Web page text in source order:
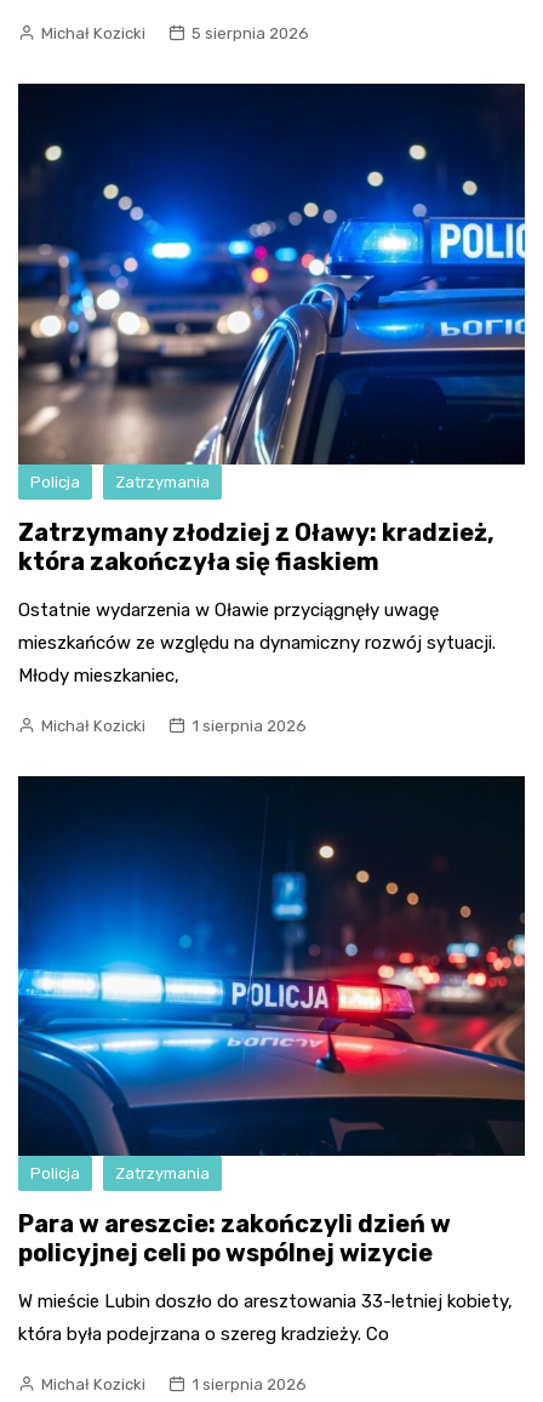
Michał Kozicki 5 sierpnia 2026
Policja Zatrzymania
Zatrzymany złodziej z Oławy: kradzież,
która zakończyła się fiaskiem
Ostatnie wydarzenia w Oławie przyciągnęły uwagę
mieszkańców ze względu na dynamiczny rozwój sytuacji.
Młody mieszkaniec,
Michał Kozicki 1 sierpnia 2026
Policja Zatrzymania
Para w areszcie: zakończyli dzień w
policyjnej celi po wspólnej wizycie
W mieście Lubin doszło do aresztowania 33-letniej kobiety,
która była podejrzana o szereg kradzieży. Co
Michał Kozicki 1 sierpnia 2026